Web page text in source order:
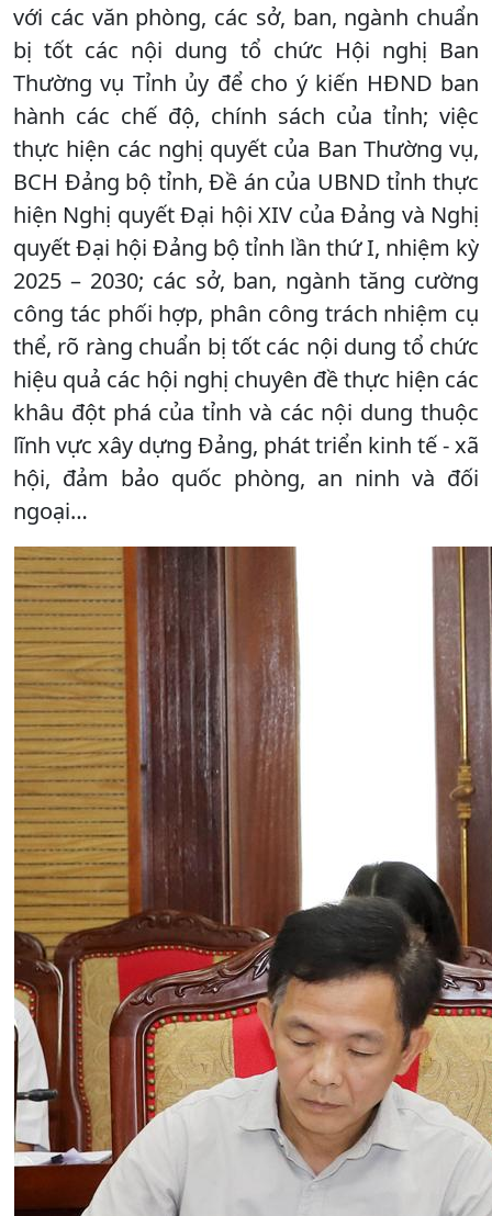
với các văn phòng, các sở, ban, ngành chuẩn
bị tốt các nội dung tổ chức Hội nghị Ban
Thường vụ Tỉnh ủy để cho ý kiến HĐND ban
hành các chế độ, chính sách của tỉnh; việc
thực hiện các nghị quyết của Ban Thường vụ,
BCH Đảng bộ tỉnh, Đề án của UBND tỉnh thực
hiện Nghị quyết Đại hội XIV của Đảng và Nghị
quyết Đại hội Đảng bộ tỉnh lần thứ I, nhiệm kỳ
2025 – 2030; các sở, ban, ngành tăng cường
công tác phối hợp, phân công trách nhiệm cụ
thể, rõ ràng chuẩn bị tốt các nội dung tổ chức
hiệu quả các hội nghị chuyên đề thực hiện các
khâu đột phá của tỉnh và các nội dung thuộc
lĩnh vực xây dựng Đảng, phát triển kinh tế - xã
hội, đảm bảo quốc phòng, an ninh và đối
ngoại…